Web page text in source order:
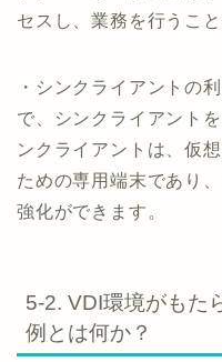
セスし、業務を行うこと
・シンクライアントの
で、シンクライアント
ンクライアントは、仮
ための専用端末であり
強化ができます。
5-2. VDI環境がもた
例とは何か？